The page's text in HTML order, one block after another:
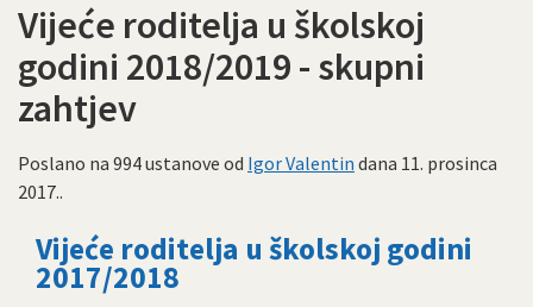
Vijeće roditelja u školskoj
godini 2018/2019 - skupni
zahtjev
Poslano na 994 ustanove od Igor Valentin dana 11. prosinca
2017..
Vijeće roditelja u školskoj godini
2017/2018